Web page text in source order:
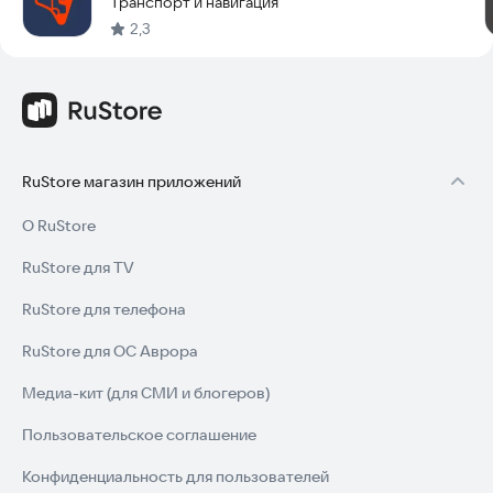
2,3
RuStore магазин приложений
О RuStore
RuStore для TV
RuStore для телефона
RuStore для ОС Аврора
Медиа-кит (для СМИ и блогеров)
Пользовательское соглашение
Конфиденциальность для пользователей